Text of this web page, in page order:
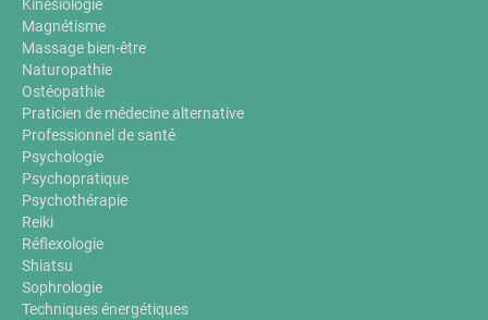
Kinésiologie
Magnétisme
Massage bien-être
Naturopathie
Ostéopathie
Praticien de médecine alternative
Professionnel de santé
Psychologie
Psychopratique
Psychothérapie
Reiki
Réflexologie
Shiatsu
Sophrologie
Techniques énergétiques